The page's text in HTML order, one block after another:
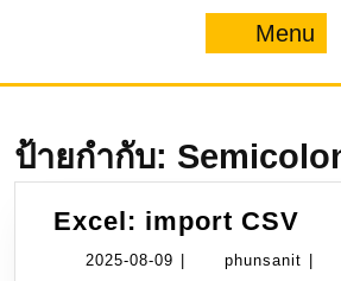
Menu
ป้ายกำกับ:
Excel: import CSV
2025-08-09 2025- phunsanit